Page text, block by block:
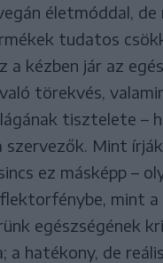
életmóddal, de
tudatos
a kézben jár az
törekvés,
tisztelete –
Mint
ez másképp –
mint a
egészségének
a hatékony, de reális